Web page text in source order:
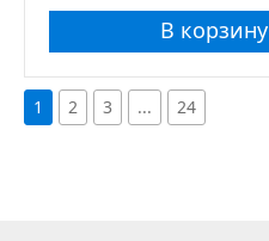
В корзину
1 2 3 ... 24